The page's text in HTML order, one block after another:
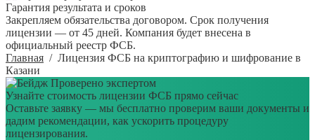
Гарантия результата и сроков
Закрепляем обязательства договором. Срок получения
лицензии — от 45 дней. Компания будет внесена в
официальный реестр ФСБ.
Главная / Лицензия ФСБ на криптографию и шифрование в
Казани
Проверено экспертом
Узнайте стоимость лицензии ФСБ прямо сейчас
Оставьте заявку — мы бесплатно проверим ваши документы и
дадим рекомендации, как ускорить процедуру
лицензирования.